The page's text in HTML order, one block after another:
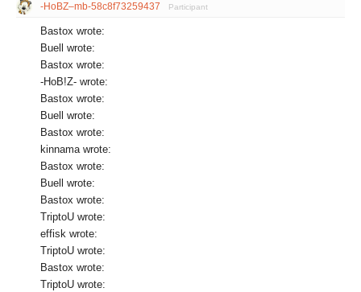
-HoBZ–mb-58c8f73259437 Participant
Bastox wrote:
Buell wrote:
Bastox wrote:
-HoB!Z- wrote:
Bastox wrote:
Buell wrote:
Bastox wrote:
kinnama wrote:
Bastox wrote:
Buell wrote:
Bastox wrote:
TriptoU wrote:
effisk wrote:
TriptoU wrote:
Bastox wrote:
TriptoU wrote: